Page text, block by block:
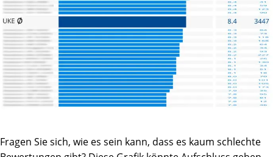
Fragen Sie sich, wie es sein kann, dass es kaum schlechte